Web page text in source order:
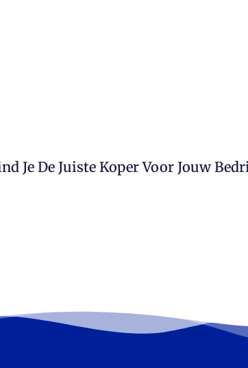
Je De Juiste Koper Voor Jouw